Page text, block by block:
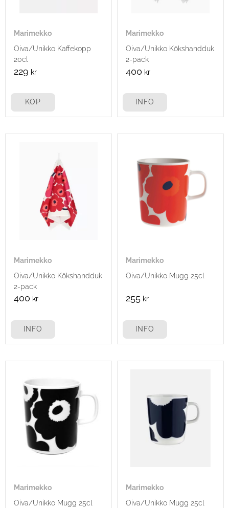
Marimekko
Oiva/Unikko Kaffekopp
20cl
229 kr
KÖP
Marimekko
Oiva/Unikko Kökshandduk
2-pack
400 kr
INFO
Marimekko
Oiva/Unikko Kökshandduk
2-pack
400 kr
INFO
Marimekko
Oiva/Unikko Mugg 25cl
255 kr
INFO
Marimekko
Oiva/Unikko Mugg 25cl
Marimekko
Oiva/Unikko Mugg 25cl